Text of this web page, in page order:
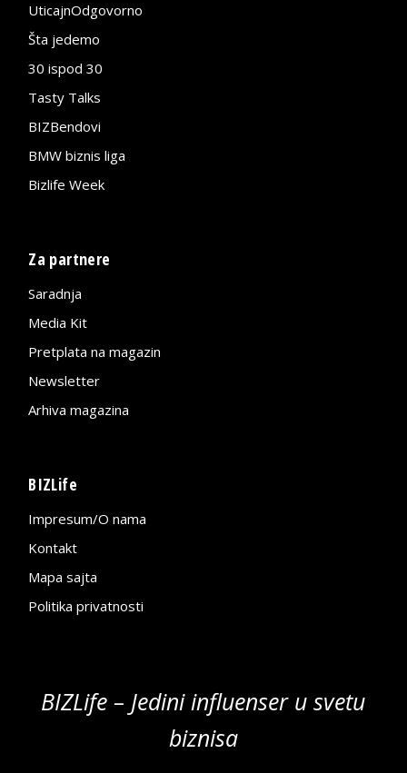
UticajnOdgovorno
Šta jedemo
30 ispod 30
Tasty Talks
BIZBendovi
BMW biznis liga
Bizlife Week
Za partnere
Saradnja
Media Kit
Pretplata na magazin
Newsletter
Arhiva magazina
BIZLife
Impresum/O nama
Kontakt
Mapa sajta
Politika privatnosti
BIZLife – Jedini influenser u svetu
biznisa